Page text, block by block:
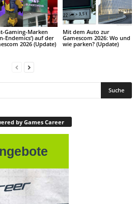
Gaming-Marken
Endemics‘) auf der
2026 (Update)
Mit dem Auto zur
Gamescom 2026: Wo und
wie parken? (Update)
by Games Career